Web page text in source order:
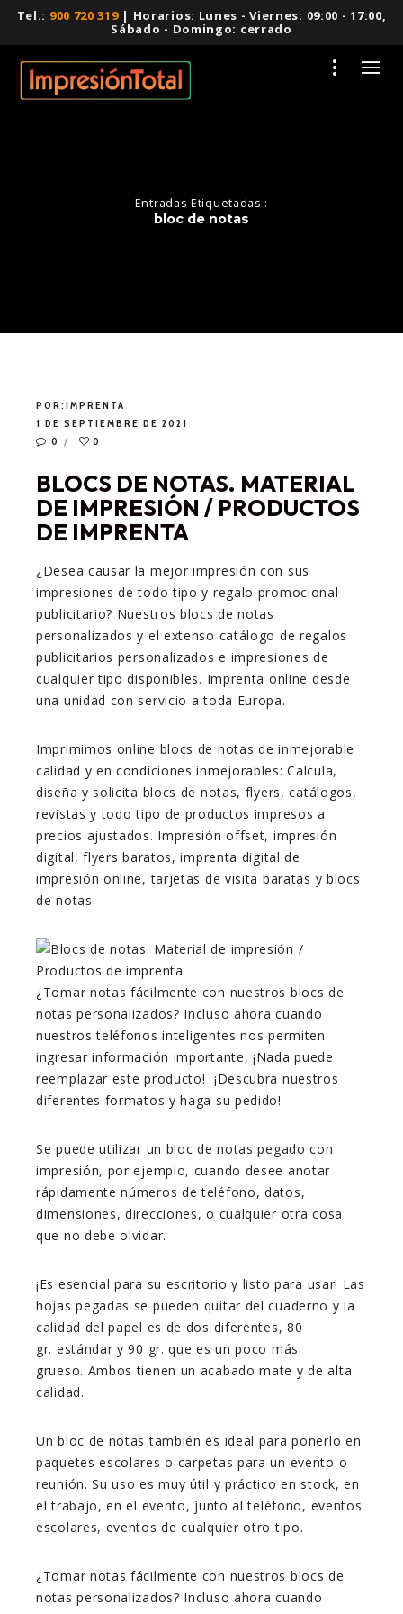
Tel.: 900 720 319| Horarios: Lunes - Viernes: 09:00 - 17:00,
Sábado - Domingo: cerrado
Entradas Etiquetadas :
bloc de notas
POR:IMPRENTA
1 DE SEPTIEMBRE DE 2021
0
0
BLOCS DE NOTAS. MATERIAL
DE IMPRESIÓN / PRODUCTOS
DE IMPRENTA
¿Desea causar la mejor impresión con sus
impresiones de todo tipo y regalo promocional
publicitario? Nuestros blocs de notas
personalizados y el extenso catálogo de regalos
publicitarios personalizados e impresiones de
cualquier tipo disponibles. Imprenta online desde
una unidad con servicio a toda Europa.
Imprimimos online blocs de notas de inmejorable
calidad y en condiciones inmejorables: Calcula,
diseña y solicita blocs de notas, flyers, catálogos,
revistas y todo tipo de productos impresos a
precios ajustados. Impresión offset, impresión
digital, flyers baratos, imprenta digital de
impresión online, tarjetas de visita baratas y blocs
de notas.
¿Tomar notas fácilmente con nuestros blocs de
notas personalizados? Incluso ahora cuando
nuestros teléfonos inteligentes nos permiten
ingresar información importante, ¡Nada puede
reemplazar este producto! ¡Descubra nuestros
diferentes formatos y haga su pedido!
Se puede utilizar un bloc de notas pegado con
impresión, por ejemplo, cuando desee anotar
rápidamente números de teléfono, datos,
dimensiones, direcciones, o cualquier otra cosa
que no debe olvidar.
¡Es esencial para su escritorio y listo para usar! Las
hojas pegadas se pueden quitar del cuaderno y la
calidad del papel es de dos diferentes, 80
gr. estándar y 90 gr. que es un poco más
grueso. Ambos tienen un acabado mate y de alta
calidad.
Un bloc de notas también es ideal para ponerlo en
paquetes escolares o carpetas para un evento o
reunión. Su uso es muy útil y práctico en stock, en
el trabajo, en el evento, junto al teléfono, eventos
escolares, eventos de cualquier otro tipo.
¿Tomar notas fácilmente con nuestros blocs de
notas personalizados? Incluso ahora cuando